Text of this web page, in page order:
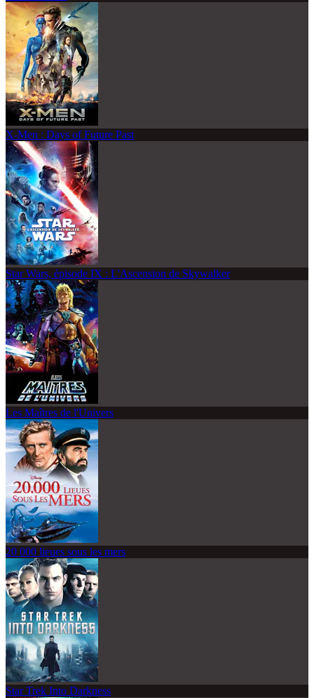
X-Men : Days of Future Past
Star Wars, épisode IX : L'Ascension de Skywalker
Les Maîtres de l'Univers
20 000 lieues sous les mers
Star Trek Into Darkness